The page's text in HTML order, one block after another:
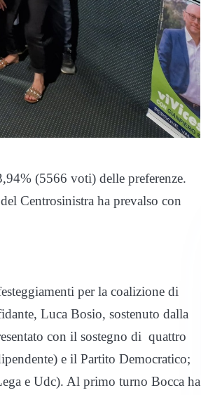
(5566 voti) delle preferenze.
Centrosinistra ha prevalso con
per la coalizione di
Luca Bosio, sostenuto dalla
con il sostegno di quattro
e il Partito Democratico;
e Udc). Al primo turno Bocca ha